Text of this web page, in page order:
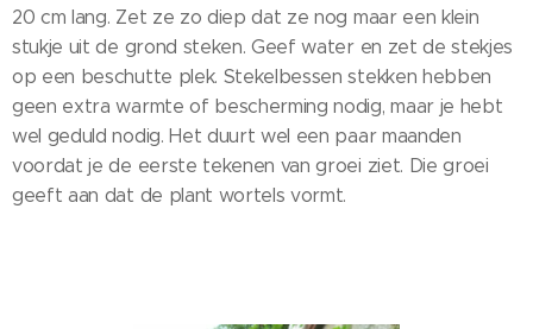
20 cm lang. Zet ze zo diep dat ze nog maar een klein
stukje uit de grond steken. Geef water en zet de stekjes
op een beschutte plek. Stekelbessen stekken hebben
geen extra warmte of bescherming nodig, maar je hebt
wel geduld nodig. Het duurt wel een paar maanden
voordat je de eerste tekenen van groei ziet. Die groei
geeft aan dat de plant wortels vormt.